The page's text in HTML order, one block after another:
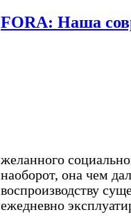
FORA: Наша
желанного
наоборот, она чем
воспроизводству
ежедневно